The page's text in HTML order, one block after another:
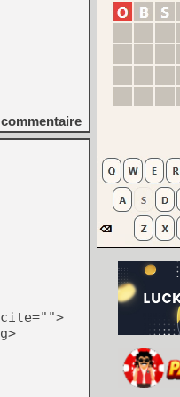
commentaire